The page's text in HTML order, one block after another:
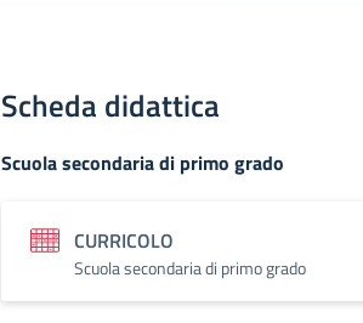
Scheda didattica
Scuola secondaria di primo grado
CURRICOLO
Scuola secondaria di primo grado